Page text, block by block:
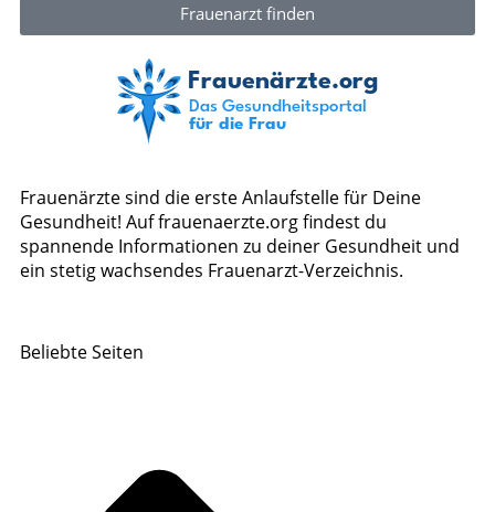
Frauenarzt finden
Frauenärzte sind die erste Anlaufstelle für Deine
Gesundheit! Auf frauenaerzte.org findest du
spannende Informationen zu deiner Gesundheit und
ein stetig wachsendes Frauenarzt-Verzeichnis.
Beliebte Seiten